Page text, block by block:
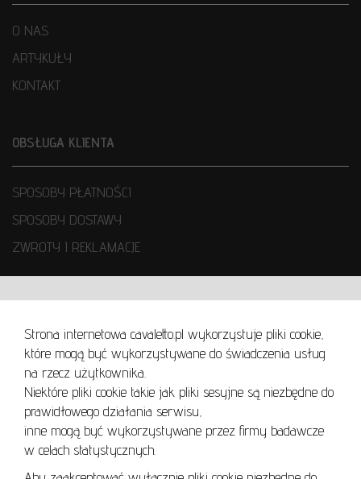
Strona internetowa cavaletto.pl wykorzystuje pliki cookie,
które mogą być wykorzystywane do świadczenia usług
na rzecz użytkownika.
Niektóre pliki cookie takie jak pliki sesyjne są niezbędne do
prawidłowego działania serwisu,
inne mogą być wykorzystywane przez firmy badawcze
w celach statystycznych.
O NAS
ARTYKUŁY
KONTAKT
OBSŁUGA KLIENTA
SPOSOBY PŁATNOŚCI
SPOSOBY DOSTAWY
ZWROTY I REKLAMACJE
REGULAMIN
REGULAMIN AUKCJI
POLITYKA PRYWATNOŚCI
POLITYKA COOKIES